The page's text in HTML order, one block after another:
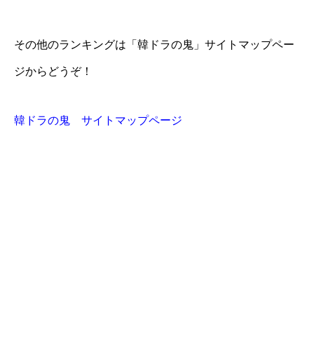
その他のランキングは「韓ドラの鬼」サイトマップペー
ジからどうぞ！
韓ドラの鬼 サイトマップページ